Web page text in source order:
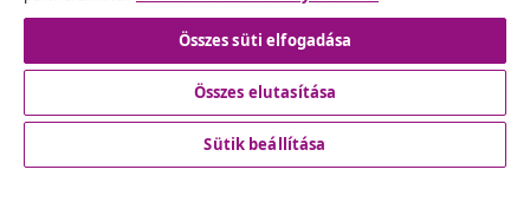
© 2008-2026 vidaXL A www.vidaxl.hu a vidaXL Marketplace
Összes süti elfogadása
Összes elutasítása
Sütik beállítása